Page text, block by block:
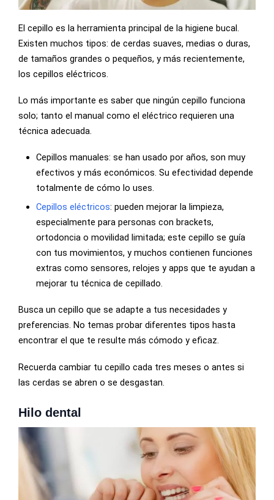
El cepillo es la herramienta principal de la higiene bucal.
Existen muchos tipos: de cerdas suaves, medias o duras,
de tamaños grandes o pequeños, y más recientemente,
los cepillos eléctricos.
Lo más importante es saber que ningún cepillo funciona
solo; tanto el manual como el eléctrico requieren una
técnica adecuada.
Cepillos manuales: se han usado por años, son muy
efectivos y más económicos. Su efectividad depende
totalmente de cómo lo uses.
Cepillos eléctricos: pueden mejorar la limpieza,
especialmente para personas con brackets,
ortodoncia o movilidad limitada; este cepillo se guía
con tus movimientos, y muchos contienen funciones
extras como sensores, relojes y apps que te ayudan a
mejorar tu técnica de cepillado.
Busca un cepillo que se adapte a tus necesidades y
preferencias. No temas probar diferentes tipos hasta
encontrar el que te resulte más cómodo y eficaz.
Recuerda cambiar tu cepillo cada tres meses o antes si
las cerdas se abren o se desgastan.
Hilo dental